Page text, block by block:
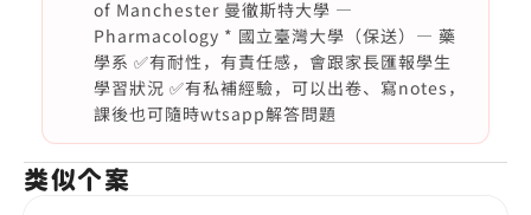
of Manchester 曼徹斯特大學 —
Pharmacology * 國立臺灣大學（保送）— 藥
學系 ✅有耐性，有責任感，會跟家長匯報學生
學習狀況 ✅有私補經驗，可以出卷、寫notes，
課後也可隨時wtsapp解答問題
类似个案